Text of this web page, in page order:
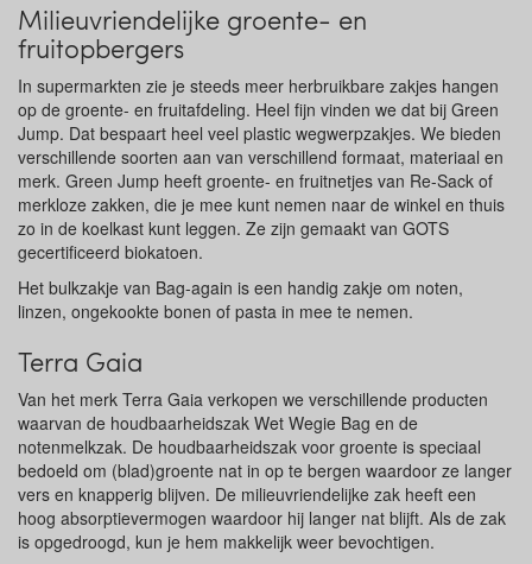
Milieuvriendelijke groente- en
fruitopbergers
In supermarkten zie je steeds meer herbruikbare zakjes hangen
op de groente- en fruitafdeling. Heel fijn vinden we dat bij Green
Jump. Dat bespaart heel veel plastic wegwerpzakjes. We bieden
verschillende soorten aan van verschillend formaat, materiaal en
merk. Green Jump heeft groente- en fruitnetjes van Re-Sack of
merkloze zakken, die je mee kunt nemen naar de winkel en thuis
zo in de koelkast kunt leggen. Ze zijn gemaakt van GOTS
gecertificeerd biokatoen.
Het bulkzakje van Bag-again is een handig zakje om noten,
linzen, ongekookte bonen of pasta in mee te nemen.
Terra Gaia
Van het merk Terra Gaia verkopen we verschillende producten
waarvan de houdbaarheidszak Wet Wegie Bag en de
notenmelkzak. De houdbaarheidszak voor groente is speciaal
bedoeld om (blad)groente nat in op te bergen waardoor ze langer
vers en knapperig blijven. De milieuvriendelijke zak heeft een
hoog absorptievermogen waardoor hij langer nat blijft. Als de zak
is opgedroogd, kun je hem makkelijk weer bevochtigen.